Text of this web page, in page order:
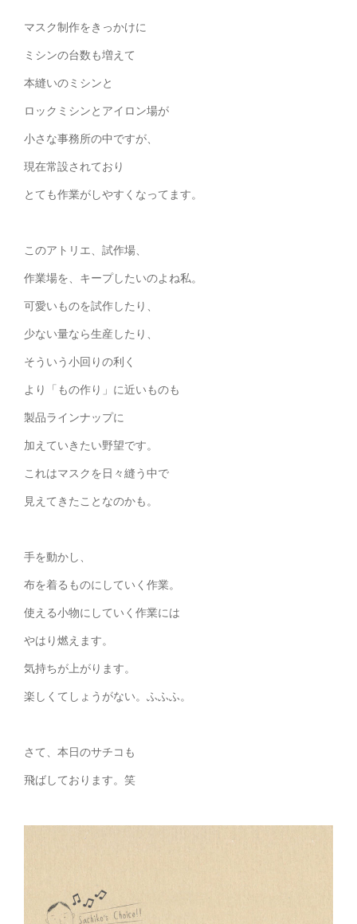
マスク制作をきっかけに
ミシンの台数も増えて
本縫いのミシンと
ロックミシンとアイロン場が
小さな事務所の中ですが、
現在常設されており
とても作業がしやすくなってます。
このアトリエ、試作場、
作業場を、キープしたいのよね私。
可愛いものを試作したり、
少ない量なら生産したり、
そういう小回りの利く
より「もの作り」に近いものも
製品ラインナップに
加えていきたい野望です。
これはマスクを日々縫う中で
見えてきたことなのかも。
手を動かし、
布を着るものにしていく作業。
使える小物にしていく作業には
やはり燃えます。
気持ちが上がります。
楽しくてしょうがない。ふふふ。
さて、本日のサチコも
飛ばしております。笑